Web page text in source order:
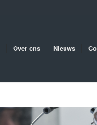
Over ons Nieuws